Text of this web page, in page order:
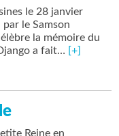
le 28 janvier
le Samson
la mémoire du
a fait… [+]
Reine en